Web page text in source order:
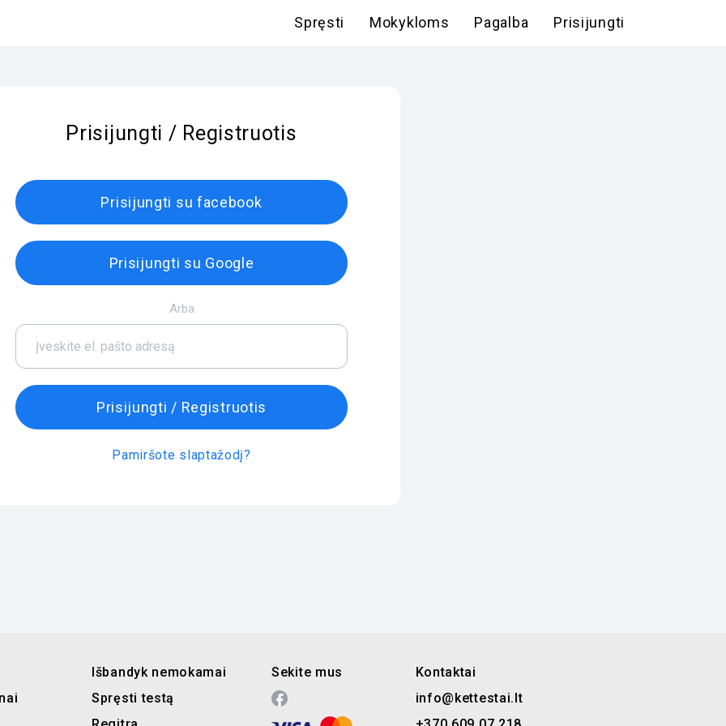
Spręsti Mokykloms Pagalba Prisijungti
Prisijungti / Registruotis
Prisijungti su facebook
Prisijungti su Google
Arba
Prisijungti / Registruotis
Pamiršote slaptažodį?
Išbandyk nemokamai
Spręsti testą
Sekite mus
Kontaktai
info@kettestai.lt